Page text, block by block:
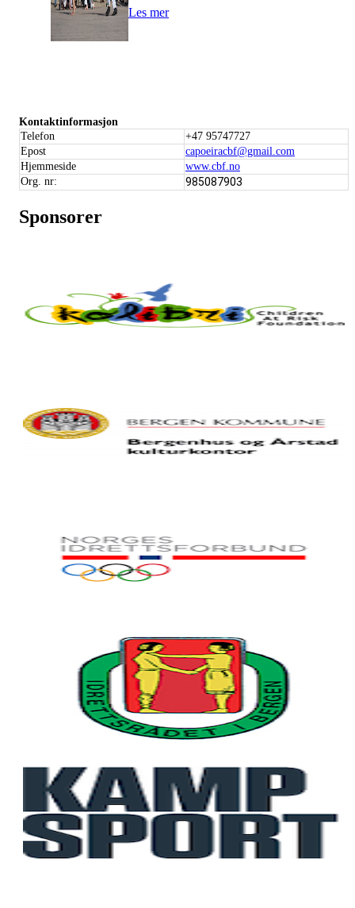
Les mer
Kontaktinformasjon
Telefon
+47 95747727
Epost
capoeiracbf@gmail.com
Hjemmeside
www.cbf.no
Org. nr:
985087903
Sponsorer